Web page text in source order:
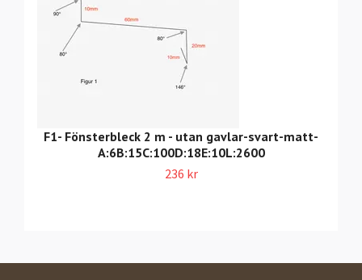
F1- Fönsterbleck 2 m - utan gavlar-svart-matt-
A:6B:15C:100D:18E:10L:2600
236 kr